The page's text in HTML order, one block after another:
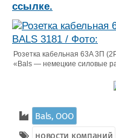
ссылке.
Розетка кабельная 63A 3П
«Bals — немецкие силовые
Bals, ООО
новости компаний